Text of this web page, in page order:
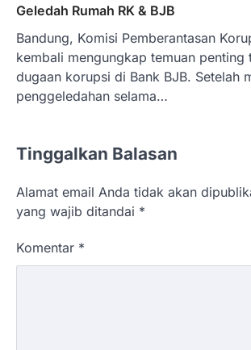
Geledah Rumah RK & BJB
Bandung, Komisi Pemberantasan
kembali mengungkap temuan penting
dugaan korupsi di Bank BJB. Setelah
penggeledahan selama…
Tinggalkan Balasan
Alamat email Anda tidak akan
yang wajib ditandai *
Komentar *